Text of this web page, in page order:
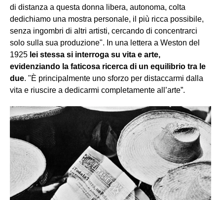
di distanza a questa donna libera, autonoma, colta
dedichiamo una mostra personale, il più ricca possibile,
senza ingombri di altri artisti, cercando di concentrarci
solo sulla sua produzione". In una lettera a Weston del
1925 lei stessa si interroga su vita e arte,
evidenziando la faticosa ricerca di un equilibrio tra le
due. "È principalmente uno sforzo per distaccarmi dalla
vita e riuscire a dedicarmi completamente all’arte”.